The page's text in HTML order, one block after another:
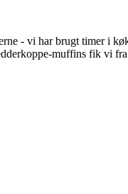
- vi har brugt timer i
muffins fik vi